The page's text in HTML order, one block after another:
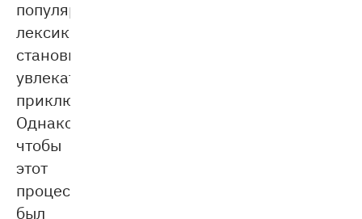
популярной
лексики
становится
увлекательным
приключением.
Однако,
чтобы
этот
процесс
был